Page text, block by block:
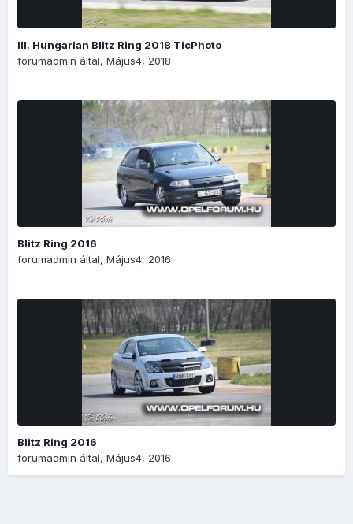
III. Hungarian Blitz Ring 2018 TicPhoto
forumadmin által, Május4, 2018
Blitz Ring 2016
forumadmin által, Május4, 2016
Blitz Ring 2016
forumadmin által, Május4, 2016